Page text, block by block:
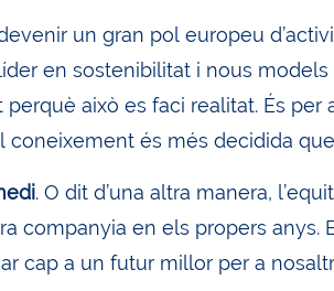
un gran pol europeu
en sostenibilitat i nous
això es faci realitat. És
coneixement és més decidida
. O dit d’una altra manera,
companyia en els propers
cap a un futur millor per a